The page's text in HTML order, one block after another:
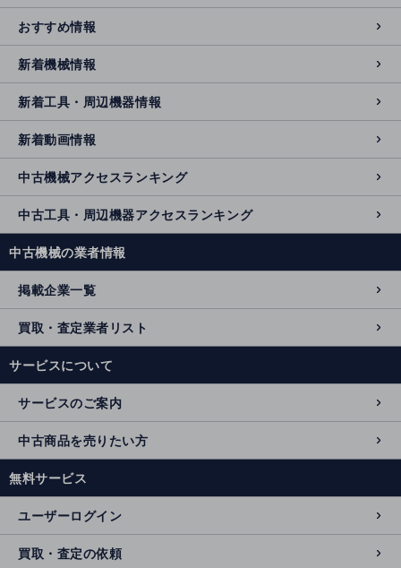
おすすめ情報
新着機械情報
新着工具・周辺機器情報
新着動画情報
中古機械アクセスランキング
中古工具・周辺機器アクセスランキング
中古機械の業者情報
掲載企業一覧
買取・査定業者リスト
サービスについて
サービスのご案内
中古商品を売りたい方
無料サービス
ユーザーログイン
買取・査定の依頼